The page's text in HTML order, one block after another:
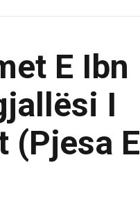
E Ibn
I
(Pjesa E